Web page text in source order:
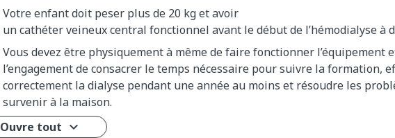
Votre enfant doit peser plus de 20 kg et avoir
un cathéter veineux central fonctionnel avant le début de l’hémodialyse à
Vous devez être physiquement à même de faire fonctionner l’équipement
l’engagement de consacrer le temps nécessaire pour suivre la formation,
correctement la dialyse pendant une année au moins et résoudre les
survenir à la maison.
Ouvre tout